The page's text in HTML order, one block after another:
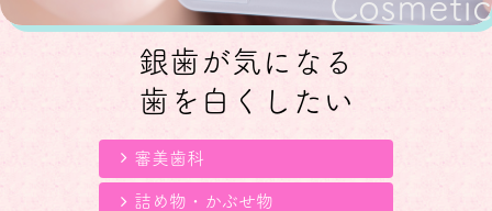
銀歯が気になる
歯を白くしたい
審美歯科
詰め物・かぶせ物